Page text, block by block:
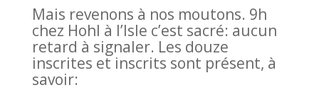
Mais revenons à nos moutons. 9h
chez Hohl à l’Isle c’est sacré: aucun
retard à signaler. Les douze
inscrites et inscrits sont présent, à
savoir: